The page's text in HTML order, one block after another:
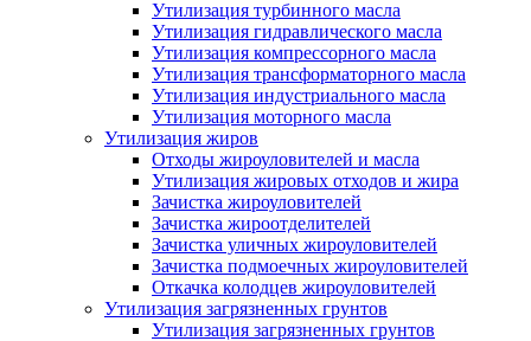
Утилизация турбинного масла
Утилизация гидравлического масла
Утилизация компрессорного масла
Утилизация трансформаторного масла
Утилизация индустриального масла
Утилизация моторного масла
Утилизация жиров
Отходы жироуловителей и масла
Утилизация жировых отходов и жира
Зачистка жироуловителей
Зачистка жироотделителей
Зачистка уличных жироуловителей
Зачистка подмоечных жироуловителей
Откачка колодцев жироуловителей
Утилизация загрязненных грунтов
Утилизация загрязненных грунтов